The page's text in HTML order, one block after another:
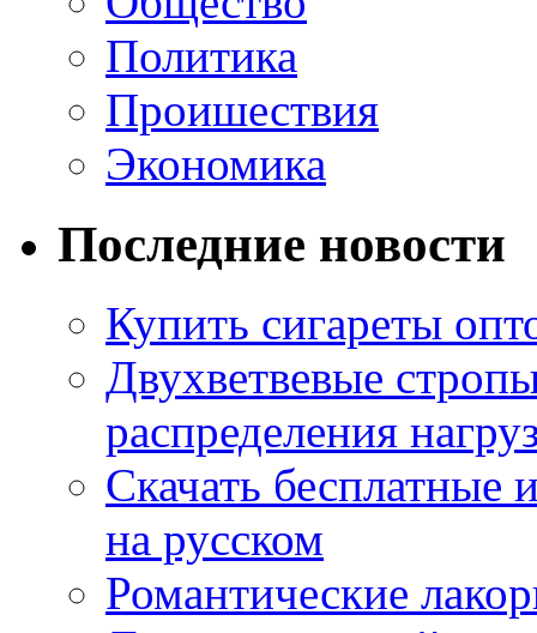
Политика
Проишествия
Экономика
Последние новости
Купить сигареты
Двухветвевые
распределения
Скачать
на русском
Романтические